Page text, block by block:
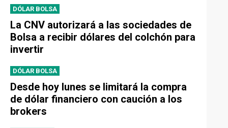
DÓLAR BOLSA
La CNV autorizará a las sociedades de
Bolsa a recibir dólares del colchón para
invertir
DÓLAR BOLSA
Desde hoy lunes se limitará la compra
de dólar financiero con caución a los
brokers